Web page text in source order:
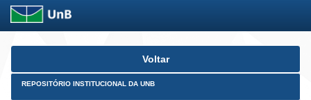
Skip
Voltar
REPOSITÓRIO INSTITUCIONAL DA UNB